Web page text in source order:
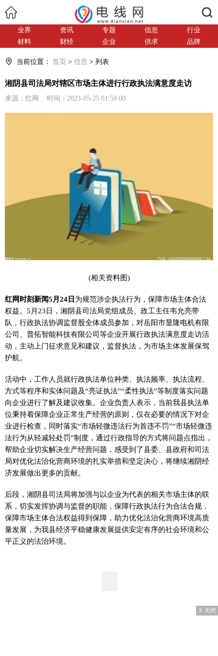
业界 资讯 专题 信息
行业
材料
财经 企业 供求 品牌
当前位置： 首页 > 信息 > 列表
湘阴县司法局对辖区市场主体进行行政执法满意度走访
来源：红网 时间：2023-05-25 01:59:00
(相关资料图)
红网时刻新闻5月24日 为规范涉企执法行为，保障市场主体合法
权益。5月23日，湘阴县司法局党组成员、政工主任韦允亮带
队，行政执法协调监督股全体成员参加，对岳阳市显隆电机有限
公司、普拓智能科技有限公司等企业开展行政执法满意度走访活
动，主动上门征求意见和建议，监督执法，为市场主体发展保驾
护航。
活动中，工作人员就行政执法单位种类、执法频率、执法流程、
方式等程序和实体问题及“亮证执法”“柔性执法”等制度落实问题
向企业进行了解及建议收集。企业负责人表示，当前我县执法单
位秉持着保障企业正常生产经营的原则，仅在必要的情况下对企
业进行检查，同时落实“市场轻微违法行为首违不罚”“市场轻微违
法行为从轻减轻处罚”制度，通过行政指导的方式将问题点指出，
帮助企业切实解决生产经营问题，感受到了县委、县政府和司法
局对优化法治化营商环境的扎实举措和坚定决心，将继续湘阴经
济发展做出更多的贡献。
后段，湘阴县司法局将加强与以企业为代表的相关市场主体的联
系，切实发挥协调与监督的职能，保障行政执法行为合法合规，
保障市场主体合法权益得到保障，助力优化法治化营商环境高质
量发展，为我县经济平稳健康发展提供安定有序的社会环境和公
平正义的法治环境。
X 关闭